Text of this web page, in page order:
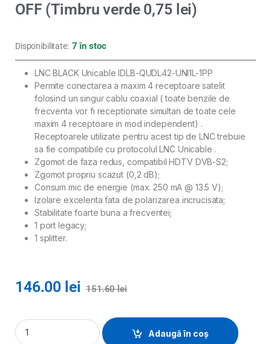
OFF (Timbru verde 0,75 lei)
Disponibilitate: 7 în stoc
LNC BLACK Unicable IDLB-QUDL42-UNI1L-1PP
Permite conectarea a maxim 4 receptoare satelit
folosind un singur cablu coaxial ( toate benzile de
frecventa vor fi receptionate simultan de toate cele
maxim 4 receptoare in mod independent) .
Receptoarele utilizate pentru acest tip de LNC trebuie
sa fie compatibile cu protocolul LNC Unicable .
Zgomot de faza redus, compatibil HDTV DVB-S2;
Zgomot propriu scazut (0,2 dB);
Consum mic de energie (max. 250 mA @ 13.5 V);
Izolare excelenta fata de polarizarea incrucisata;
Stabilitate foarte buna a frecventei;
1 port legacy;
1 splitter.
146.00 lei 151.60lei
Adaugă în coș